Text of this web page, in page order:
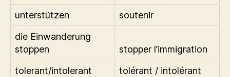
unterstützen
soutenir
die Einwanderung
stoppen
stopper l’immigration
tolerant/intolerant
tolérant / intolérant